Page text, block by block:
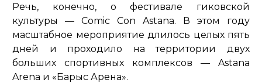
Речь, конечно, о фестивале гиковской
культуры — Comic Con Astana. В этом году
масштабное мероприятие длилось целых пять
дней и проходило на территории двух
больших спортивных комплексов — Astana
Arena и «Барыс Арена».